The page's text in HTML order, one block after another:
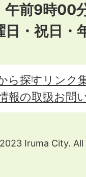
午前9時00
日・祝日
ら探す リンク
報の取扱お問
Iruma City. All